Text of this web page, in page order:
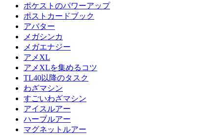
ポケストのパワーアップ
ポストカードブック
アバター
メガシンカ
メガエナジー
アメXL
アメXLを集めるコツ
TL40以降のタスク
わざマシン
すごいわざマシン
アイスルアー
ハーブルアー
マグネットルアー